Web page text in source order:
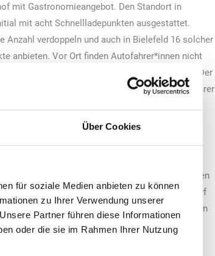
Über Cookies
für soziale Medien anbieten zu können
zu Ihrer Verwendung unserer
Partner führen diese Informationen
oder die sie im Rahmen Ihrer Nutzung
mit Gastronomieangebot. Den Standort in
mit acht Schnellladepunkten ausgestattet.
Anzahl verdoppeln und auch in Bielefeld 16 solcher
anbieten. Vor Ort finden Autofahrer*innen nicht
auch verschiedene Einkaufsmöglichkeiten. Der
sich so auch für alle Kund*innen, die während ihrer
betreibt die EnBW auch jene in Bielefeld und
– auch auf Fernfahrten“, sagt Jürgen Stein,
Er verweist auf die Relevanz der Kund*innen
wählen wir nach dem konkreten Bedarf
im Mittelpunkt, was die beiden neuen
Mit insgesamt über 4.200